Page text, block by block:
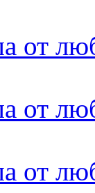
от
от
от